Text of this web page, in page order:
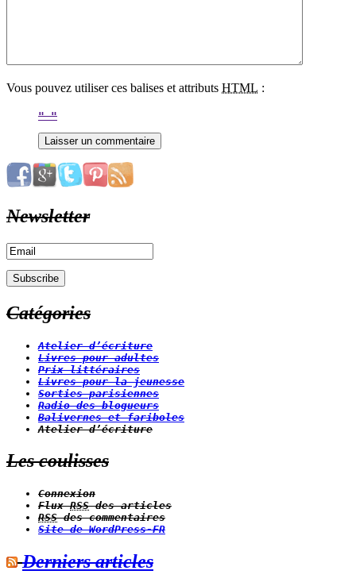
Vous pouvez utiliser ces balises et attributs HTML :
Newsletter
Catégories
Atelier d’écriture
Livres pour adultes
Prix littéraires
Livres pour la jeunesse
Sorties parisiennes
Radio des blogueurs
Balivernes et fariboles
Atelier d’écriture
Les coulisses
Connexion
FluxRSSdes articles
RSSdes commentaires
Site de WordPress-FR
Derniers articles